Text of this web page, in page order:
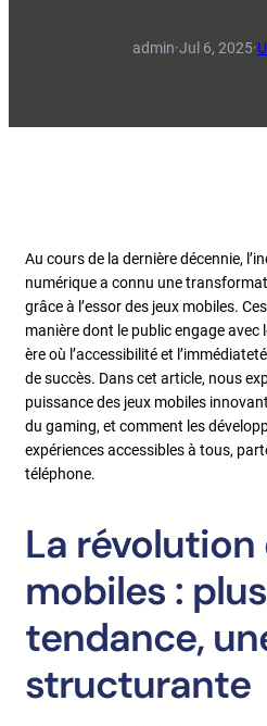
admin·Jul 6, 2025·
Au cours de la dernière décennie,
numérique a connu une
grâce à l’essor des jeux mobiles.
manière dont le public engage avec
ère où l’accessibilité et
de succès. Dans cet article, nous
puissance des jeux mobiles
du gaming, et comment les
expériences accessibles à tous,
téléphone.
La révolution
mobiles :
tendance,
structurante